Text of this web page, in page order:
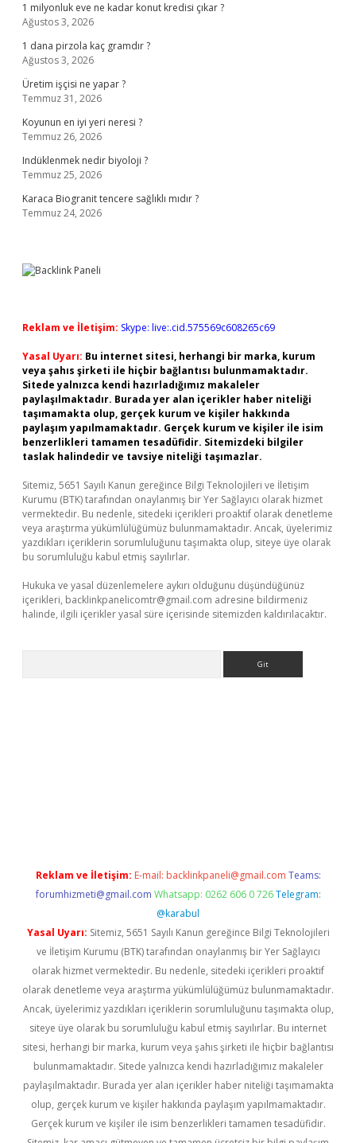
1 milyonluk eve ne kadar konut kredisi çıkar ?
Ağustos 3, 2026
1 dana pirzola kaç gramdır ?
Ağustos 3, 2026
Üretim işçisi ne yapar ?
Temmuz 31, 2026
Koyunun en iyi yeri neresi ?
Temmuz 26, 2026
Indüklenmek nedir biyoloji ?
Temmuz 25, 2026
Karaca Biogranit tencere sağlıklı mıdır ?
Temmuz 24, 2026
Reklam ve İletişim: Skype: live:.cid.575569c608265c69
Yasal Uyarı: Bu internet sitesi, herhangi bir marka, kurum
veya şahıs şirketi ile hiçbir bağlantısı bulunmamaktadır.
Sitede yalnızca kendi hazırladığımız makaleler
paylaşılmaktadır. Burada yer alan içerikler haber niteliği
taşımamakta olup, gerçek kurum ve kişiler hakkında
paylaşım yapılmamaktadır. Gerçek kurum ve kişiler ile isim
benzerlikleri tamamen tesadüfidir. Sitemizdeki bilgiler
taslak halindedir ve tavsiye niteliği taşımazlar.
Sitemiz, 5651 Sayılı Kanun gereğince Bilgi Teknolojileri ve İletişim
Kurumu (BTK) tarafından onaylanmış bir Yer Sağlayıcı olarak hizmet
vermektedir. Bu nedenle, sitedeki içerikleri proaktif olarak denetleme
veya araştırma yükümlülüğümüz bulunmamaktadır. Ancak, üyelerimiz
yazdıkları içeriklerin sorumluluğunu taşımakta olup, siteye üye olarak
bu sorumluluğu kabul etmiş sayılırlar.
Hukuka ve yasal düzenlemelere aykırı olduğunu düşündüğünüz
içerikleri, backlinkpanelicomtr@gmail.com adresine bildirmeniz
halinde, ilgili içerikler yasal süre içerisinde sitemizden kaldırılacaktır.
Reklam ve İletişim: E-mail: backlinkpaneli@gmail.com Teams:
forumhizmeti@gmail.com Whatsapp: 0262 606 0 726 Telegram:
@karabul
Yasal Uyarı: Sitemiz, 5651 Sayılı Kanun gereğince Bilgi Teknolojileri
ve İletişim Kurumu (BTK) tarafından onaylanmış bir Yer Sağlayıcı
olarak hizmet vermektedir. Bu nedenle, sitedeki içerikleri proaktif
olarak denetleme veya araştırma yükümlülüğümüz bulunmamaktadır.
Ancak, üyelerimiz yazdıkları içeriklerin sorumluluğunu taşımakta olup,
siteye üye olarak bu sorumluluğu kabul etmiş sayılırlar. Bu internet
sitesi, herhangi bir marka, kurum veya şahıs şirketi ile hiçbir bağlantısı
bulunmamaktadır. Sitede yalnızca kendi hazırladığımız makaleler
paylaşılmaktadır. Burada yer alan içerikler haber niteliği taşımamakta
olup, gerçek kurum ve kişiler hakkında paylaşım yapılmamaktadır.
Gerçek kurum ve kişiler ile isim benzerlikleri tamamen tesadüfidir.